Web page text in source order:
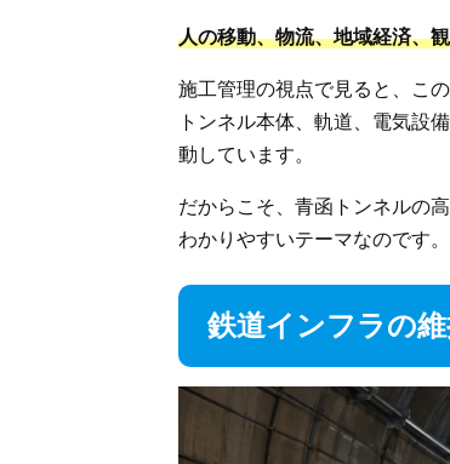
人の移動、物流、地域経済、
施工管理の視点で見ると、こ
トンネル本体、軌道、電気設
動しています。
だからこそ、青函トンネルの
わかりやすいテーマなのです。
鉄道インフラの